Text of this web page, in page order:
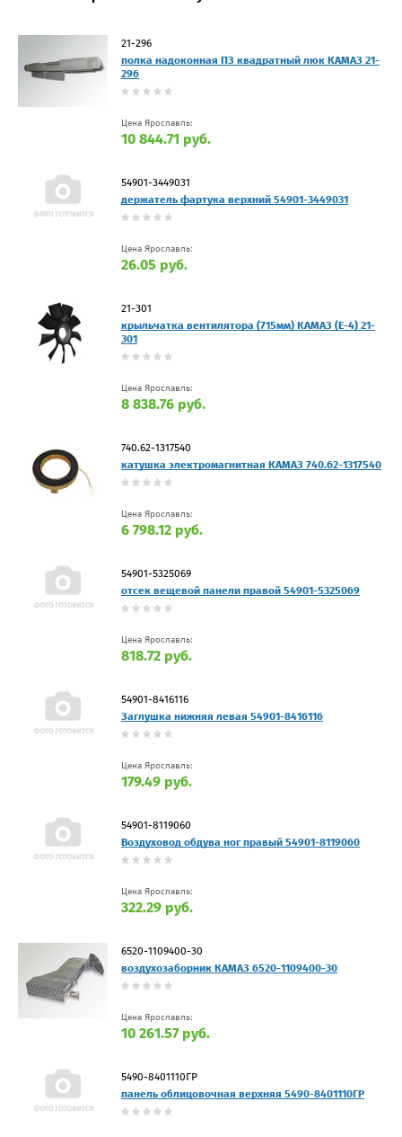
21-296
полка надоконная ПЗ квадратный люк КАМАЗ 21-
296
Цена Ярославль:
10 844.71 руб.
54901-3449031
держатель фартука верхний 54901-3449031
Цена Ярославль:
26.05 руб.
21-301
крыльчатка вентилятора (715мм) КАМАЗ (Е-4) 21-
301
Цена Ярославль:
8 838.76 руб.
740.62-1317540
катушка электромагнитная КАМАЗ 740.62-1317540
Цена Ярославль:
6 798.12 руб.
54901-5325069
отсек вещевой панели правой 54901-5325069
Цена Ярославль:
818.72 руб.
54901-8416116
Заглушка нижняя левая 54901-8416116
Цена Ярославль:
179.49 руб.
54901-8119060
Воздуховод обдува ног правый 54901-8119060
Цена Ярославль:
322.29 руб.
6520-1109400-30
воздухозаборник КАМАЗ 6520-1109400-30
Цена Ярославль:
10 261.57 руб.
5490-8401110ГР
панель облицовочная верхняя 5490-8401110ГР